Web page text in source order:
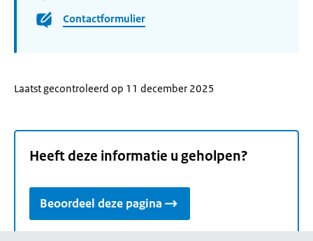
Contactformulier
Laatst gecontroleerd op 11 december 2025
Heeft deze informatie u geholpen?
Beoordeel deze pagina